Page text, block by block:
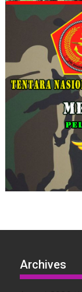
Archives